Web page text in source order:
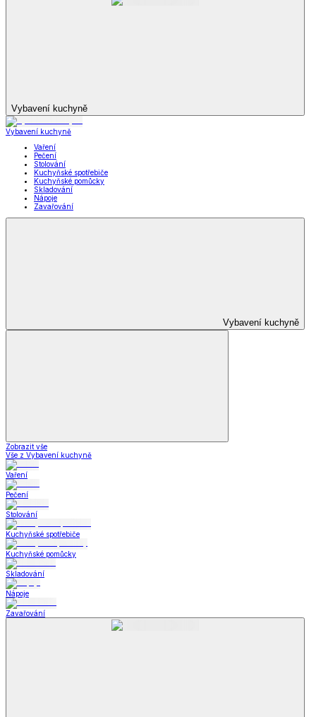
Vybavení kuchyně
Vybavení kuchyně
Vaření
Pečení
Stolování
Kuchyňské spotřebiče
Kuchyňské pomůcky
Skladování
Nápoje
Zavařování
Vybavení kuchyně
Zobrazit vše
Vše z Vybavení kuchyně
Vaření
Pečení
Stolování
Kuchyňské spotřebiče
Kuchyňské pomůcky
Skladování
Nápoje
Zavařování